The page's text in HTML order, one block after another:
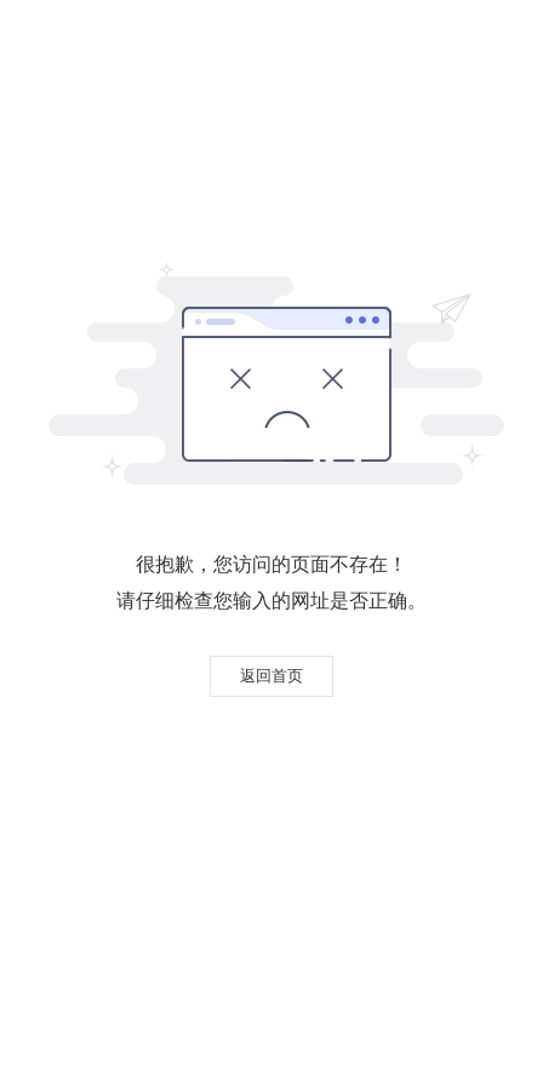
很抱歉，您访问的页面不存在！
请仔细检查您输入的网址是否正确。
返回首页